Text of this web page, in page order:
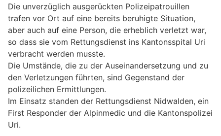
Die unverzüglich ausgerückten Polizeipatrouillen
trafen vor Ort auf eine bereits beruhigte Situation,
aber auch auf eine Person, die erheblich verletzt war,
so dass sie vom Rettungsdienst ins Kantonsspital Uri
verbracht werden musste.
Die Umstände, die zu der Auseinandersetzung und zu
den Verletzungen führten, sind Gegenstand der
polizeilichen Ermittlungen.
Im Einsatz standen der Rettungsdienst Nidwalden, ein
First Responder der Alpinmedic und die Kantonspolizei
Uri.